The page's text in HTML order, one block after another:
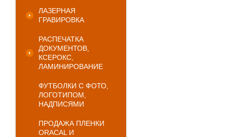
ЛАЗЕРНАЯ
ГРАВИРОВКА
РАСПЕЧАТКА
ДОКУМЕНТОВ,
КСЕРОКС,
ЛАМИНИРОВАНИЕ
ФУТБОЛКИ С ФОТО,
ЛОГОТИПОМ,
НАДПИСЯМИ
ПРОДАЖА ПЛЕНКИ
ORACAL И